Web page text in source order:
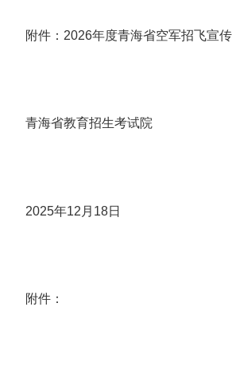
附件：2026年度青海省空军招飞宣传
青海省教育招生考试院
2025年12月18日
附件：